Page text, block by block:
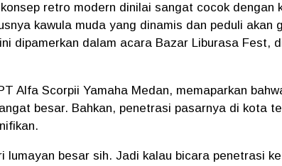
retro modern dinilai sangat cocok dengan
kawula muda yang dinamis dan peduli akan
dipamerkan dalam acara Bazar Liburasa Fest,
Alfa Scorpii Yamaha Medan, memaparkan
besar. Bahkan, penetrasi pasarnya di kota
lumayan besar sih. Jadi kalau bicara penetrasi